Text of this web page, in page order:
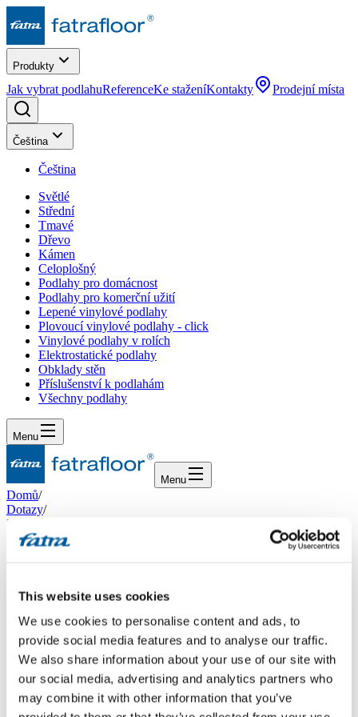
This website uses cookies
We use cookies to personalise content and ads, to
provide social media features and to analyse our traffic.
We also share information about your use of our site with
our social media, advertising and analytics partners who
may combine it with other information that you’ve
Produkty
Jak vybrat podlahuReferenceKe staženíKontakty Prodejní místa
Čeština
Čeština
Světlé
Střední
Tmavé
Dřevo
Kámen
Celoplošný
Podlahy pro domácnost
Podlahy pro komerční užití
Lepené vinylové podlahy
Plovoucí vinylové podlahy - click
Vinylové podlahy v rolích
Elektrostatické podlahy
Obklady stěn
Příslušenství k podlahám
Všechny podlahy
Menu
Menu
Domů/
Dotazy/
Elektrické podlahové topení
Dotaz
Dobrý den, stavíme dům, kde v podlaze bude elektrické topení.
Přímo tedy elektrické odporové kabely. Bohužel, tady v Plzni nám
řeklo několik podlahářů, (např. Dům podlah) že nám Thermofix od
Fatry na tento tip podlahy nepoloží. Není to udajně v technické
specifikaci a nedají nám záruku na práci. Stejně jsem nepochodil, i u
malého podlaháře z Prahy, kde mi řekl to samé. Jinde mi řekli, že to